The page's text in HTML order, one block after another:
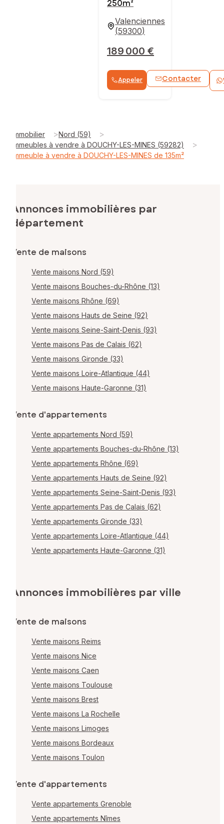
250m²
Valenciennes
(59300)
189 000 €
Appeler Contacter
Immobilier >Nord (59) >
Immeubles à vendre à DOUCHY-LES-MINES (59282) >
Immeuble à vendre à DOUCHY-LES-MINES de 135m²
Annonces immobilières par
département
Vente de maisons
Vente maisons Nord (59)
Vente maisons Bouches-du-Rhône (13)
Vente maisons Rhône (69)
Vente maisons Hauts de Seine (92)
Vente maisons Seine-Saint-Denis (93)
Vente maisons Pas de Calais (62)
Vente maisons Gironde (33)
Vente maisons Loire-Atlantique (44)
Vente maisons Haute-Garonne (31)
Vente d'appartements
Vente appartements Nord (59)
Vente appartements Bouches-du-Rhône (13)
Vente appartements Rhône (69)
Vente appartements Hauts de Seine (92)
Vente appartements Seine-Saint-Denis (93)
Vente appartements Pas de Calais (62)
Vente appartements Gironde (33)
Vente appartements Loire-Atlantique (44)
Vente appartements Haute-Garonne (31)
Annonces immobilières par ville
Vente de maisons
Vente maisons Reims
Vente maisons Nice
Vente maisons Caen
Vente maisons Toulouse
Vente maisons Brest
Vente maisons La Rochelle
Vente maisons Limoges
Vente maisons Bordeaux
Vente maisons Toulon
Vente d'appartements
Vente appartements Grenoble
Vente appartements Nîmes